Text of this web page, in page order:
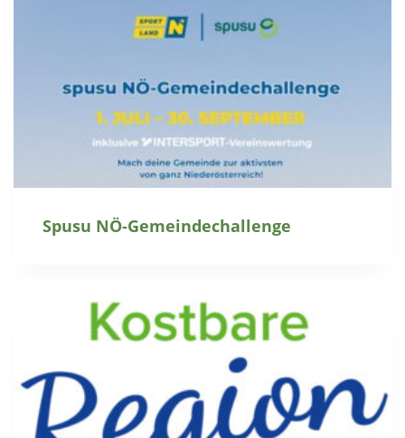
Spusu NÖ-Gemeindechallenge